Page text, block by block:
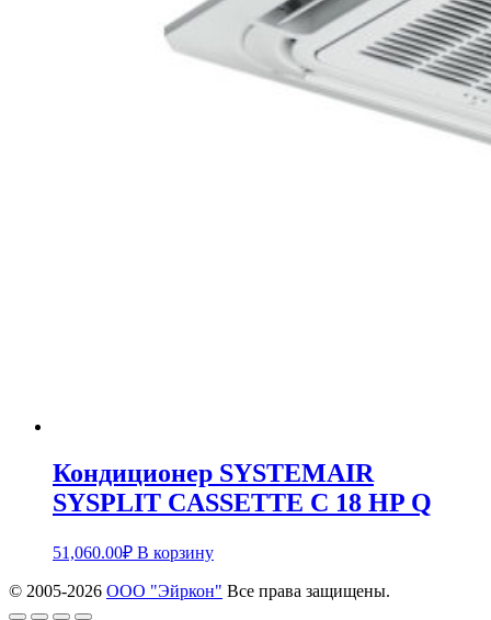
Кондиционер SYSTEMAIR
SYSPLIT CASSETTE C 18 HP Q
51,060.00₽ В корзину
© 2005-2026 ООО "Эйркон" Все права защищены.